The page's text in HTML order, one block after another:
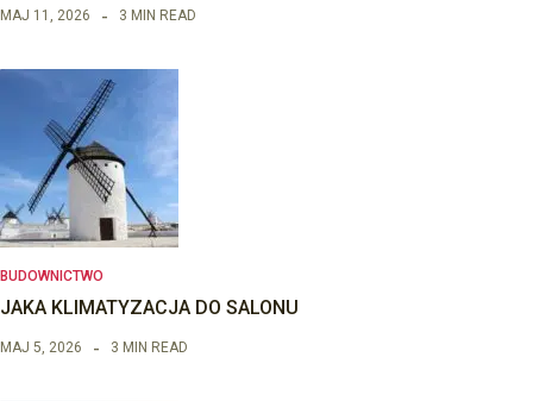
MAJ 11, 2026 3 MIN READ
BUDOWNICTWO
JAKA KLIMATYZACJA DO SALONU
MAJ 5, 2026 3 MIN READ